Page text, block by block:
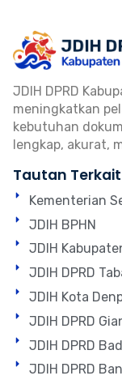
JDIH DPRD
meningkatkan
kebutuhan
lengkap, akurat,
Tautan Terkait
Kementerian
JDIH BPHN
JDIH
JDIH DPRD
JDIH Kota
JDIH DPRD
JDIH DPRD
JDIH DPRD